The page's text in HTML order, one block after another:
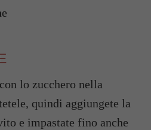
con lo zucchero nella
quindi aggiungete la
e impastate fino anche